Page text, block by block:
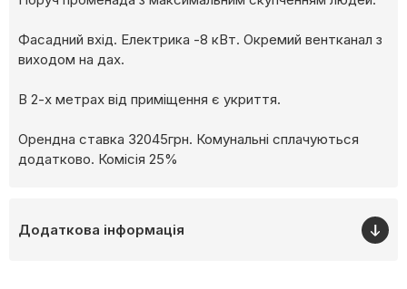
Фасадний вхід. Електрика -8 кВт. Окремий вентканал з
виходом на дах.
В 2-х метрах від приміщення є укриття.
Орендна ставка 32045грн. Комунальні сплачуються
додатково. Комісія 25%
Додаткова інформація